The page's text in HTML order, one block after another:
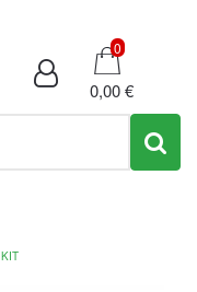
Καλάθι
0
0,00 €